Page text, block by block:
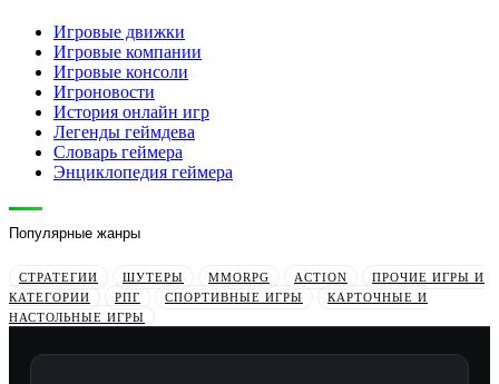
Игровые движки
Игровые компании
Игровые консоли
Игроновости
История онлайн игр
Легенды геймдева
Словарь геймера
Энциклопедия геймера
Популярные жанры
СТРАТЕГИИ ШУТЕРЫ MMORPG ACTION
ПРОЧИЕ ИГРЫ И
КАТЕГОРИИ
РПГ СПОРТИВНЫЕ ИГРЫ
КАРТОЧНЫЕ И
НАСТОЛЬНЫЕ ИГРЫ